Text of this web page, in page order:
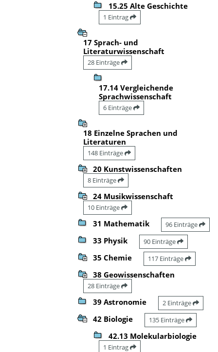
15.25 Alte Geschichte
1 Eintrag
17 Sprach- und
Literaturwissenschaft
28 Einträge
17.14 Vergleichende
Sprachwissenschaft
6 Einträge
18 Einzelne Sprachen und
Literaturen
148 Einträge
20 Kunstwissenschaften
8 Einträge
24 Musikwissenschaft
10 Einträge
31 Mathematik 96 Einträge
33 Physik 90 Einträge
35 Chemie 117 Einträge
38 Geowissenschaften
28 Einträge
39 Astronomie 2 Einträge
42 Biologie 135 Einträge
42.13 Molekularbiologie
1 Eintrag